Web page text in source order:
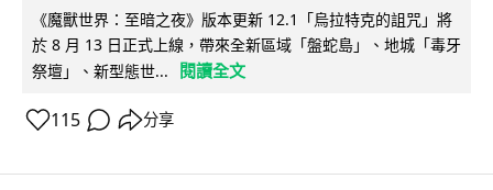
《魔獸世界：至暗之夜》版本更新 12.1「烏拉特克的詛咒」將
於 8 月 13 日正式上線，帶來全新區域「盤蛇島」、地城「毒牙
祭壇」、新型態世...
閱讀全文
115 分享